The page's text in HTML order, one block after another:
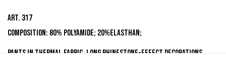
Art. 317
Composition: 80% polyamide; 20%elasthan;
Pants in thermal fabric, long rhinestone-effect decorations,